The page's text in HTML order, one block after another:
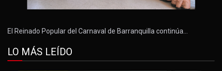
El Reinado Popular del Carnaval de Barranquilla continúa…
LO MÁS LEÍDO